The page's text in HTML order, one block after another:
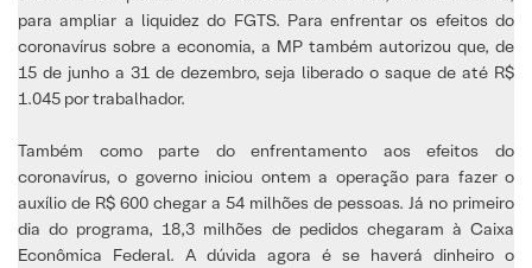
para ampliar a liquidez do FGTS. Para enfrentar os efeitos do
coronavírus sobre a economia, a MP também autorizou que, de
15 de junho a 31 de dezembro, seja liberado o saque de até R$
1.045 por trabalhador.
Também como parte do enfrentamento aos efeitos do
coronavírus, o governo iniciou ontem a operação para fazer o
auxílio de R$ 600 chegar a 54 milhões de pessoas. Já no primeiro
dia do programa, 18,3 milhões de pedidos chegaram à Caixa
Econômica Federal. A dúvida agora é se haverá dinheiro o